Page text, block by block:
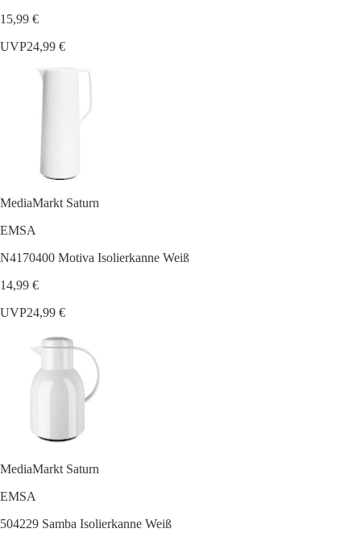
15,99 €
UVP24,99 €
MediaMarkt Saturn
EMSA
N4170400 Motiva Isolierkanne Weiß
14,99 €
UVP24,99 €
MediaMarkt Saturn
EMSA
504229 Samba Isolierkanne Weiß